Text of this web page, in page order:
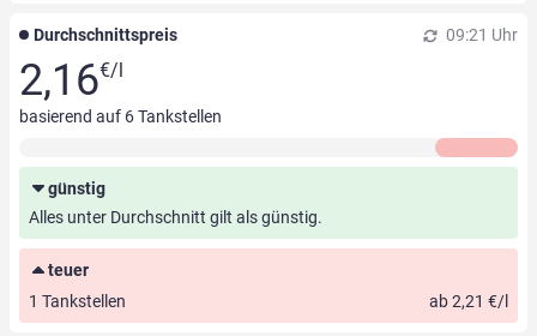
Durchschnittspreis 09:21 Uhr
2,16€/l
basierend auf 6Tankstellen
günstig
Alles unter Durchschnitt gilt als günstig.
teuer
1 Tankstellen
ab 2,21 €/l